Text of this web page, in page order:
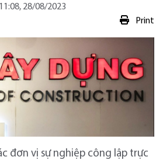
11:08, 28/08/2023
Print
đơn vị sự nghiệp công lập trực